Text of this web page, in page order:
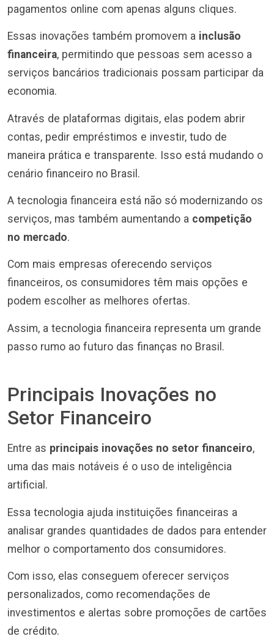
pagamentos online com apenas alguns cliques.
Essas inovações também promovem a inclusão
financeira, permitindo que pessoas sem acesso a
serviços bancários tradicionais possam participar da
economia.
Através de plataformas digitais, elas podem abrir
contas, pedir empréstimos e investir, tudo de
maneira prática e transparente. Isso está mudando o
cenário financeiro no Brasil.
A tecnologia financeira está não só modernizando os
serviços, mas também aumentando a competição
no mercado.
Com mais empresas oferecendo serviços
financeiros, os consumidores têm mais opções e
podem escolher as melhores ofertas.
Assim, a tecnologia financeira representa um grande
passo rumo ao futuro das finanças no Brasil.
Principais Inovações no
Setor Financeiro
Entre as principais inovações no setor financeiro,
uma das mais notáveis é o uso de inteligência
artificial.
Essa tecnologia ajuda instituições financeiras a
analisar grandes quantidades de dados para entender
melhor o comportamento dos consumidores.
Com isso, elas conseguem oferecer serviços
personalizados, como recomendações de
investimentos e alertas sobre promoções de cartões
de crédito.